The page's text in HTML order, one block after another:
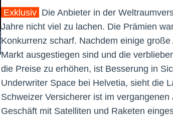
Exklusiv Die Anbieter in der
Jahre nicht viel zu lachen. Die Prämien
Konkurrenz scharf. Nachdem einige
Markt ausgestiegen sind und die
die Preise zu erhöhen, ist Besserung in
Underwriter Space bei Helvetia, sieht die
Schweizer Versicherer ist im vergangenen
Geschäft mit Satelliten und Raketen